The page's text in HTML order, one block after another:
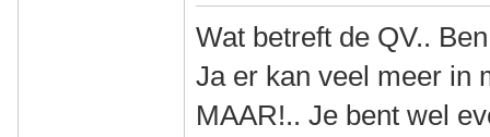
Wat betreft de QV..
Ja er kan veel meer in
MAAR!.. Je bent wel